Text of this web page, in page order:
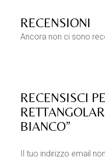
RECENSIONI
Ancora non ci sono
RECENSISCI
BIANCO”
Il tuo indirizzo email